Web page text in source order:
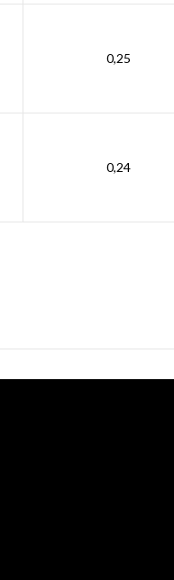
0,25
0,24